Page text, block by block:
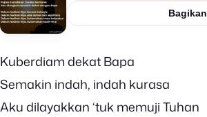
Bagikan
Kuberdiam dekat Bapa
Semakin indah, indah kurasa
Aku dilayakkan ‘tuk memuji Tuhan